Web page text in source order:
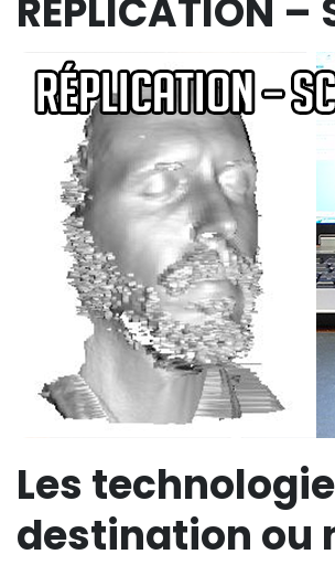
RÉPLICATION –
Les
destination ou